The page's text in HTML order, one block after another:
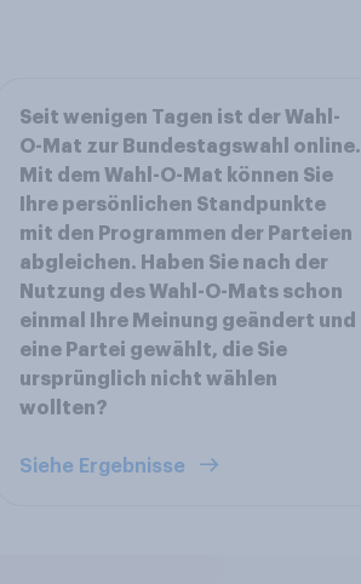
Seit wenigen Tagen ist der Wahl-
O-Mat zur Bundestagswahl online.
Mit dem Wahl-O-Mat können Sie
Ihre persönlichen Standpunkte
mit den Programmen der Parteien
abgleichen. Haben Sie nach der
Nutzung des Wahl-O-Mats schon
einmal Ihre Meinung geändert und
eine Partei gewählt, die Sie
ursprünglich nicht wählen
wollten?
Siehe Ergebnisse